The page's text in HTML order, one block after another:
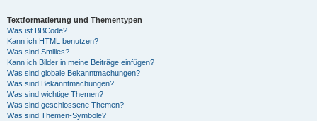
Textformatierung und Thementypen
Was ist BBCode?
Kann ich HTML benutzen?
Was sind Smilies?
Kann ich Bilder in meine Beiträge einfügen?
Was sind globale Bekanntmachungen?
Was sind Bekanntmachungen?
Was sind wichtige Themen?
Was sind geschlossene Themen?
Was sind Themen-Symbole?